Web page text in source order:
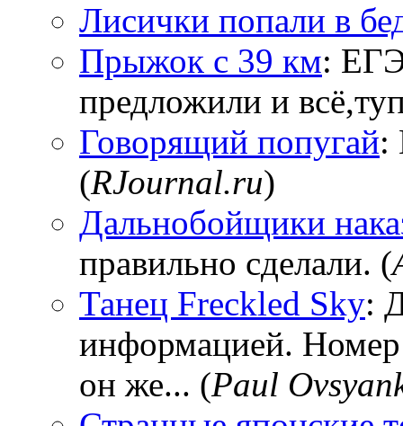
Лисички попали в
Прыжок с 39 км:
предложили и
Говорящий попугай:
(RJournal.ru)
Дальнобойщики
правильно сделали. (
Танец Freckled Sky:
информацией.
он же... (Paul